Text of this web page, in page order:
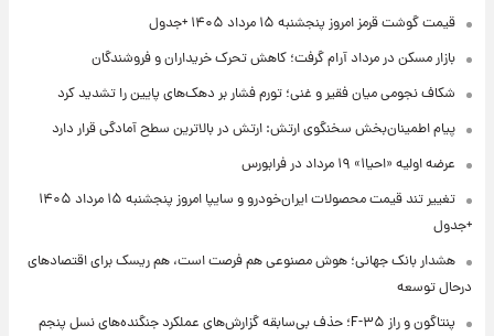
قیمت گوشت قرمز امروز پنجشنبه ۱۵ مرداد ۱۴۰۵ +جدول
بازار مسکن در مرداد آرام گرفت؛ کاهش تحرک خریداران و فروشندگان
شکاف نجومی میان فقیر و غنی؛ تورم فشار بر دهک‌های پایین را تشدید کرد
پیام اطمینان‌بخش سخنگوی ارتش: ارتش در بالاترین سطح آمادگی قرار دارد
عرضه اولیه «احیا۱» ۱۹ مرداد در فرابورس
تغییر تند قیمت محصولات ایران‌خودرو و سایپا امروز پنجشنبه ۱۵ مرداد ۱۴۰۵
+جدول
هشدار بانک جهانی؛ هوش مصنوعی هم فرصت است، هم ریسک برای اقتصادهای
درحال توسعه
پنتاگون و راز F-۳۵؛ حذف بی‌سابقه گزارش‌های عملکرد جنگنده‌های نسل پنجم